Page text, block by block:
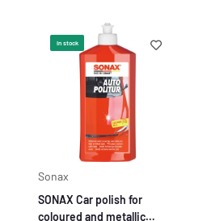
In stock
Sonax
SONAX Car polish for
coloured and metallic